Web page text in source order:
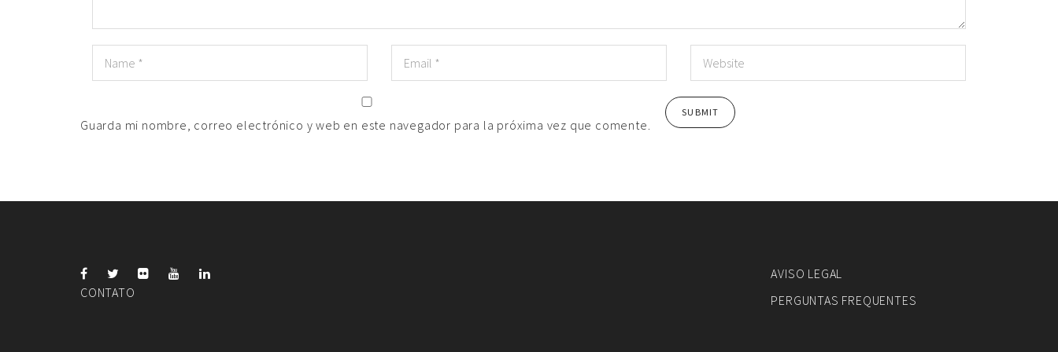
Guarda mi nombre, correo electrónico y web en este navegador para la próxima vez que comente.
CONTATO
AVISO LEGAL
PERGUNTAS FREQUENTES